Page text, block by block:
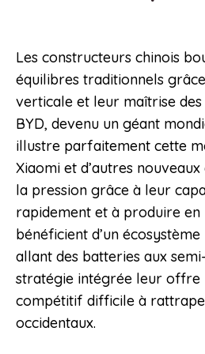
Les constructeurs chinois
équilibres traditionnels
verticale et leur maîtrise des
BYD, devenu un géant
illustre parfaitement cette
Xiaomi et d’autres
la pression grâce à leur
rapidement et à produire en
bénéficient d’un
allant des batteries aux
stratégie intégrée leur offre
compétitif difficile à
occidentaux.